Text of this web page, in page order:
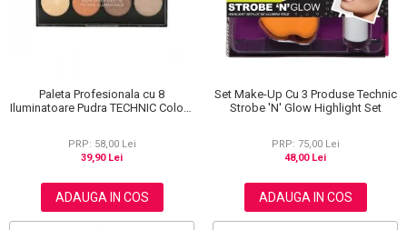
Paleta Profesionala cu 8
Iluminatoare Pudra TECHNIC Colour
PRP: 58,00 Lei
39,90 Lei
ADAUGA IN COS
Set Make-Up Cu 3 Produse Technic
Strobe 'N' Glow Highlight Set
PRP: 75,00 Lei
48,00 Lei
ADAUGA IN COS